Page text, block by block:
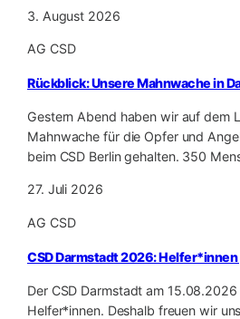
3. August 2026
AG CSD
Rückblick: Unsere Mahnwache in
Gestern Abend haben wir auf dem
Mahnwache für die Opfer und
beim CSD Berlin gehalten. 350
27. Juli 2026
AG CSD
CSD Darmstadt 2026:
Der CSD Darmstadt am
Helfer*innen. Deshalb freuen wir